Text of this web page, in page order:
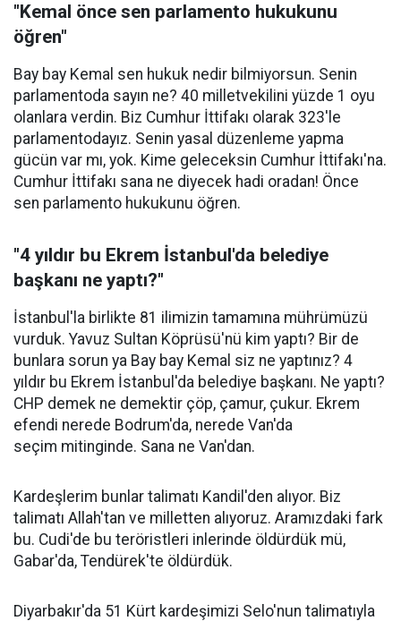
"Kemal önce sen parlamento hukukunu
öğren"
Bay bay Kemal sen hukuk nedir bilmiyorsun. Senin
parlamentoda sayın ne? 40 milletvekilini yüzde 1 oyu
olanlara verdin. Biz Cumhur İttifakı olarak 323'le
parlamentodayız. Senin yasal düzenleme yapma
gücün var mı, yok. Kime geleceksin Cumhur İttifakı'na.
Cumhur İttifakı sana ne diyecek hadi oradan! Önce
sen parlamento hukukunu öğren.
"4 yıldır bu Ekrem İstanbul'da belediye
başkanı ne yaptı?"
İstanbul'la birlikte 81 ilimizin tamamına mührümüzü
vurduk. Yavuz Sultan Köprüsü'nü kim yaptı? Bir de
bunlara sorun ya Bay bay Kemal siz ne yaptınız? 4
yıldır bu Ekrem İstanbul'da belediye başkanı. Ne yaptı?
CHP demek ne demektir çöp, çamur, çukur. Ekrem
efendi nerede Bodrum'da, nerede Van'da
seçim mitinginde. Sana ne Van'dan.
Kardeşlerim bunlar talimatı Kandil'den alıyor. Biz
talimatı Allah'tan ve milletten alıyoruz. Aramızdaki fark
bu. Cudi'de bu teröristleri inlerinde öldürdük mü,
Gabar'da, Tendürek'te öldürdük.
Diyarbakır'da 51 Kürt kardeşimizi Selo'nun talimatıyla